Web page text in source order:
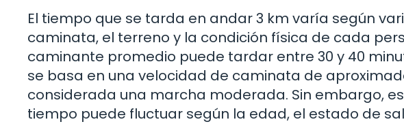
El tiempo que se tarda en andar 3 km varía según
caminata, el terreno y la condición física de cada
caminante promedio puede tardar entre 30 y 40
se basa en una velocidad de caminata de
considerada una marcha moderada. Sin embargo,
tiempo puede fluctuar según la edad, el estado de